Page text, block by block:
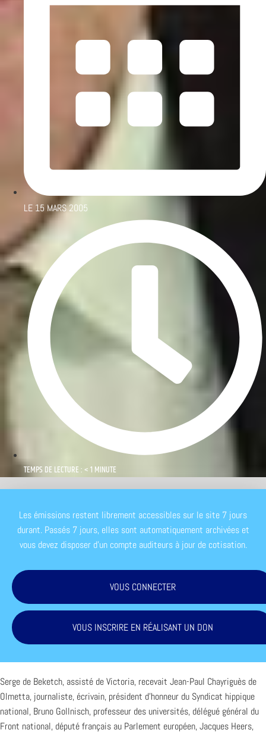
LE 15 MARS 2005
TEMPS DE LECTURE : < 1 MINUTE
Les émissions restent librement accessibles sur le site 7 jours
durant. Passés 7 jours, elles sont automatiquement archivées et
vous devez disposer d'un compte auditeurs à jour de cotisation.
VOUS CONNECTER
VOUS INSCRIRE EN RÉALISANT UN DON
Serge de Beketch, assisté de Victoria, recevait Jean-Paul Chayriguès de
Olmetta, journaliste, écrivain, président d’honneur du Syndicat hippique
national, Bruno Gollnisch, professeur des universités, délégué général du
Front national, député français au Parlement européen, Jacques Heers,